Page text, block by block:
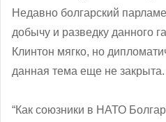
Недавно болгарский
добычу и разведку данного
Клинтон мягко, но
данная тема еще не закрыта.
“Как союзники в НАТО